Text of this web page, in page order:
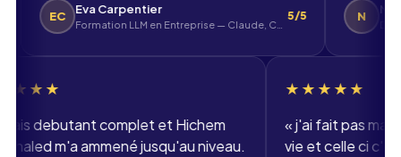
Eva Carpentier
Formation LLM en Entreprise — Claude, ChatGPT, Mistral
N
DWWM -
★★★★★
«j'etais debutant complet et Hichem
Benkhaled m'a ammené jusqu'au niveau.
«j'ai fait
vie et